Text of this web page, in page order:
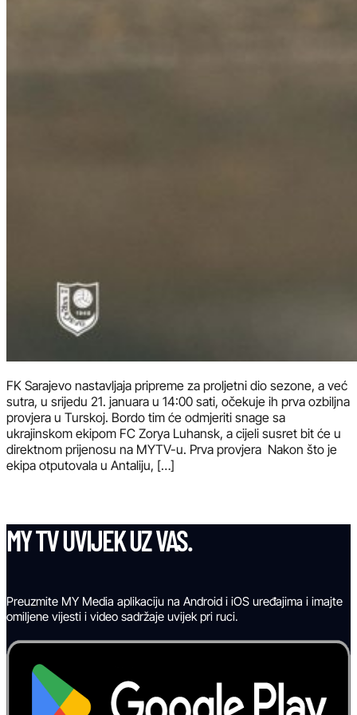
FK Sarajevo nastavljaja pripreme za proljetni dio sezone, a već
sutra, u srijedu 21. januara u 14:00 sati, očekuje ih prva ozbiljna
provjera u Turskoj. Bordo tim će odmjeriti snage sa
ukrajinskom ekipom FC Zorya Luhansk, a cijeli susret bit će u
direktnom prijenosu na MYTV-u. Prva provjera Nakon što je
ekipa otputovala u Antaliju, […]
MY TV UVIJEK UZ VAS.
Preuzmite MY Media aplikaciju na Android i iOS uređajima i imajte
omiljene vijesti i video sadržaje uvijek pri ruci.